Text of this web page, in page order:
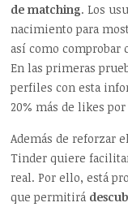
de matching. Los
nacimiento para
así como comprobar
En las primeras
perfiles con esta
20% más de likes
Además de reforzar
Tinder quiere
real. Por ello, está
que permitirá